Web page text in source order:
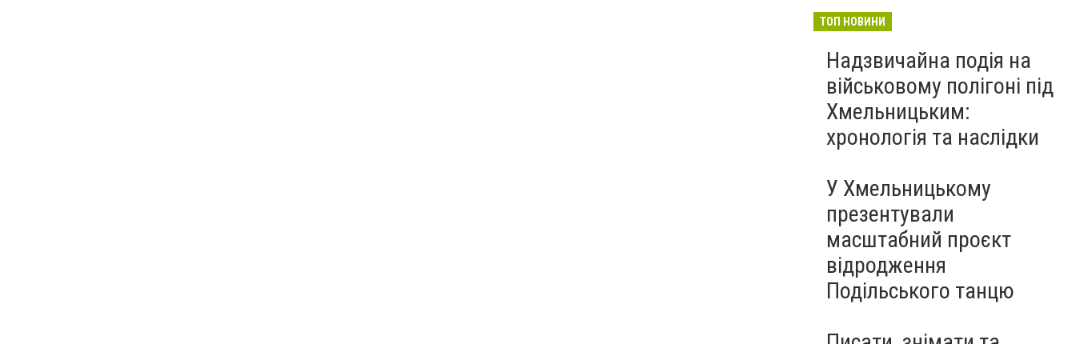
протипухлинному центрі
запрацював новий
томограф
Паперовий флот замість
Чорноморського: як реальні
втрати Росії перетворилися
на дитячу аплікацію
23:42
27 липня
ТОП НОВИНИ
Надзвичайна подія на
військовому полігоні під
Хмельницьким:
хронологія та наслідки
У Хмельницькому
презентували
масштабний проєкт
відродження
Подільського танцю